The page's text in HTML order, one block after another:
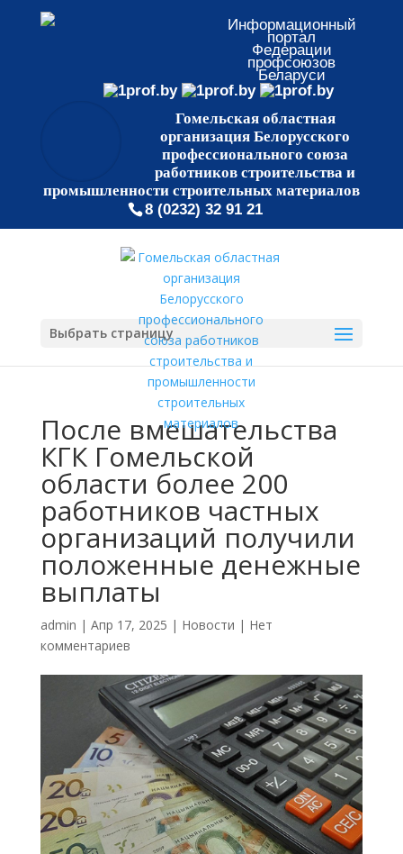
Информационный
портал
Федерации
профсоюзов
Беларуси
Гомельская областная
организация Белорусского
профессионального союза
работников строительства и
промышленности строительных материалов
8 (0232) 32 91 21
Выбрать страницу
После вмешательства
КГК Гомельской
области более 200
работников частных
организаций получили
положенные денежные
выплаты
admin | Апр 17, 2025 | Новости | Нет
комментариев